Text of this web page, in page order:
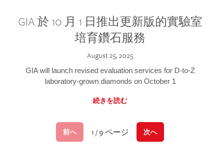
GIA 於 10 月 1 日推出更新版的實驗室
培育鑽石服務
August 25, 2025
GIA will launch revised evaluation services for D-to-Z
laboratory-grown diamonds on October 1
続きを読む
前へ 1 / 9 ページ 次へ